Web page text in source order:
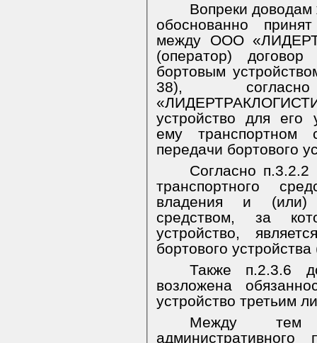
Вопреки
обоснованно
между ООО
(оператор) договор
бортовым
38),
устройство для его
ему транспортном
передачи бортового
Согласно п.3.2.2
транспортного
владения и (или)
средством, за
устройство,
бортового
Также п.2.3.6
возложена
устройство третьим
Между